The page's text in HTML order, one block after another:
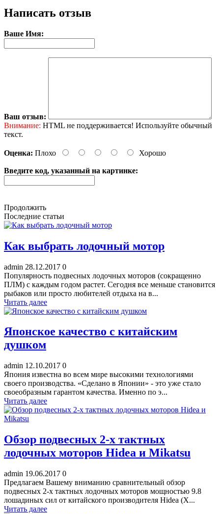
Написать отзыв
Ваше Имя:
Ваш отзыв:
Внимание: HTML не поддерживается! Используйте обычный
текст.
Оценка: Плохо Хорошо
Введите код, указанный на картинке:
Продолжить
Последние статьи
Как выбрать лодочный мотор
admin 28.12.2017 0
Популярность подвесных лодочных моторов (сокращенно
ПЛМ) с каждым годом растет. Сегодня все меньше становится
рыбаков или просто любителей отдыха на в...
Читать далее
Японское качество с китайским
душком
admin 12.10.2017 0
Япония известна во всем мире высокими технологиями
своего производства. «Сделано в Японии» - это уже стало
своеобразным гарантом качества. Именно по э...
Читать далее
Обзор подвесных 2-х тактных
лодочных моторов Hidea и Mikatsu
admin 19.06.2017 0
Предлагаем Вашему вниманию сравнительный обзор
подвесных 2-х тактных лодочных моторов мощностью 9.8
лошадиных сил от китайского производителя Hidea (Х...
Читать далее